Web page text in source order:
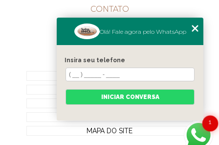
CONTATO
(11) 98189-1344
MENU
HOME
QUEM SOMOS
CONTATO
MAPA DO SITE
1
Olá! Fale agora pelo WhatsApp
Insira seu telefone
INICIAR CONVERSA